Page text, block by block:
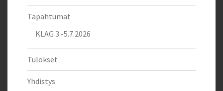
Tapahtumat
KLAG 3.-5.7.2026
Tulokset
Yhdistys